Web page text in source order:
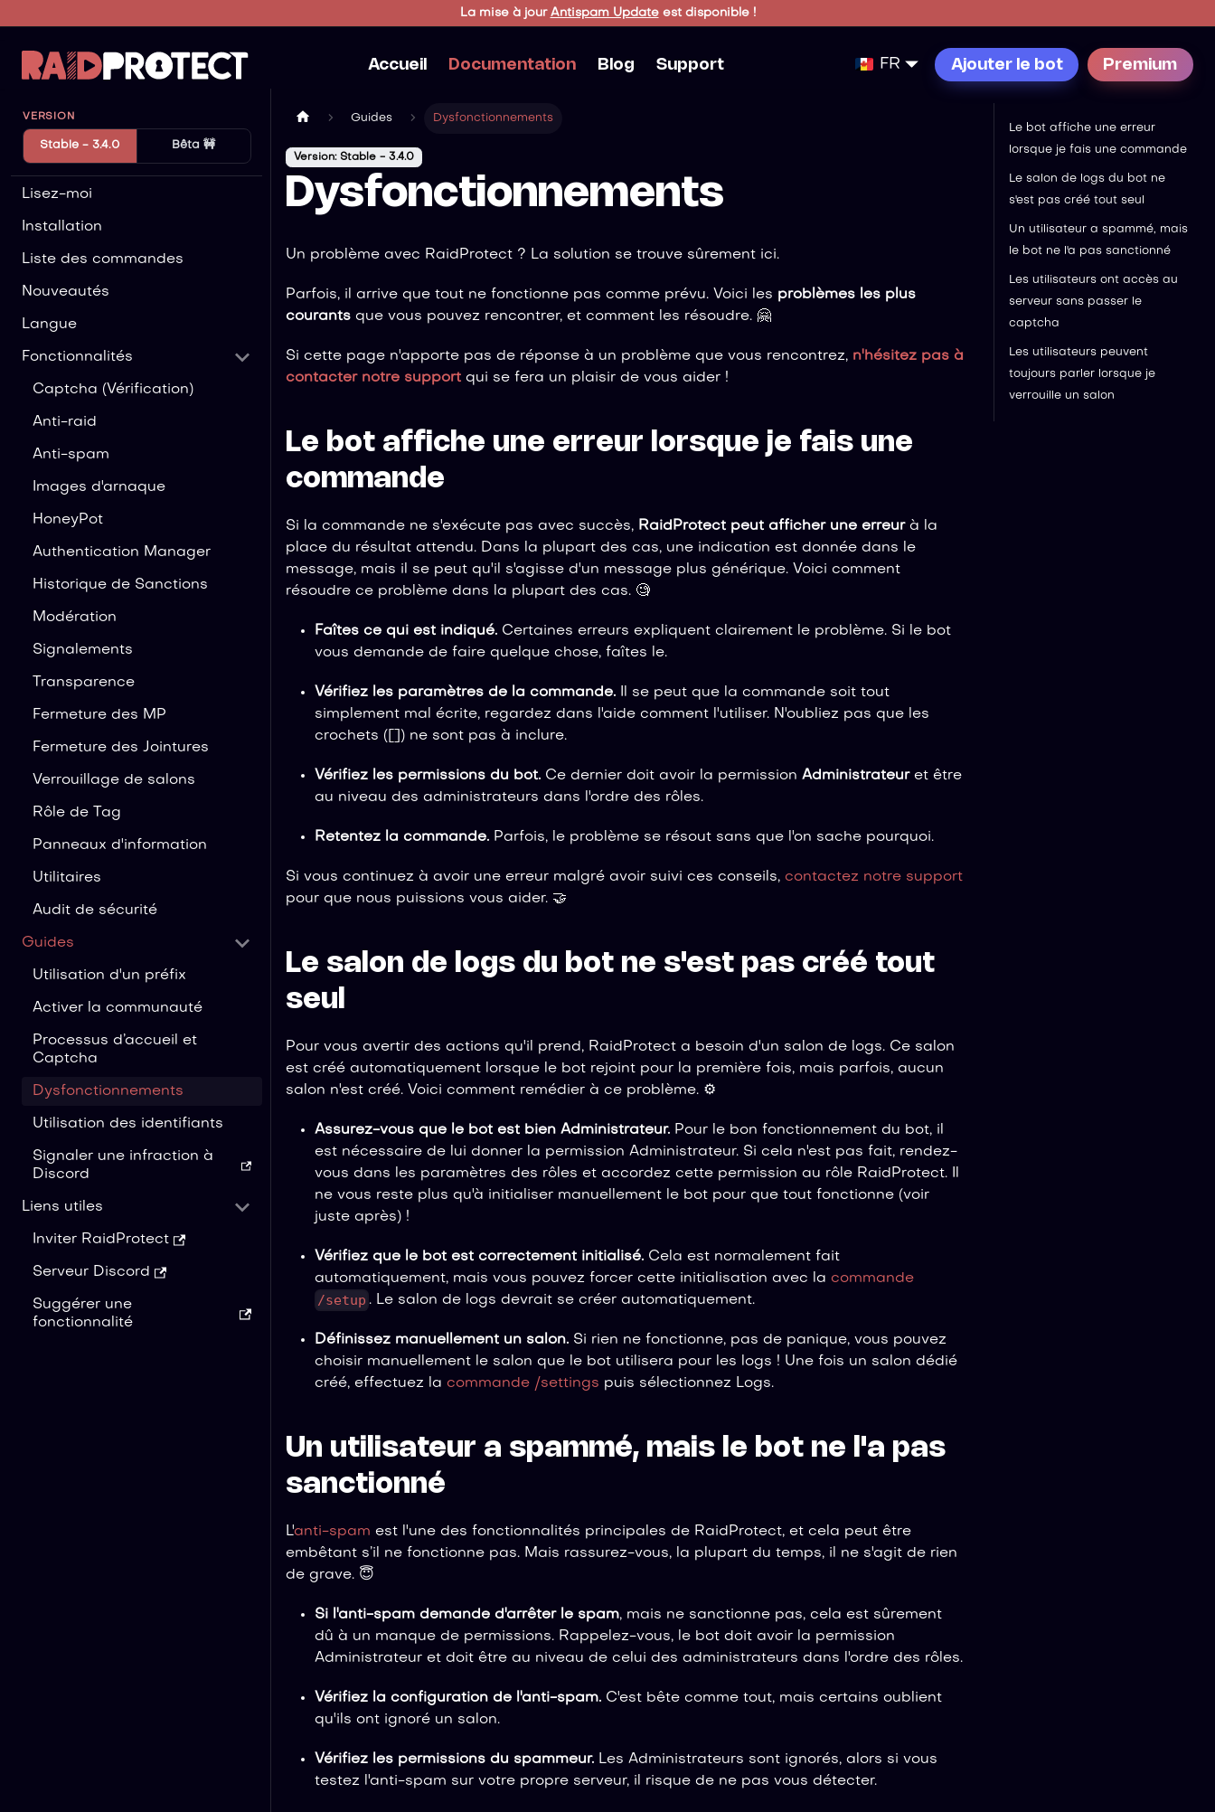
La mise à jour Antispam Updateest disponible !
Accueil Documentation Blog Support FR Ajouter le bot Premium
VERSION
Stable - 3.4.0 Bêta 🚧
Lisez-moi
Installation
Liste des commandes
Nouveautés
Langue
Fonctionnalités
Captcha (Vérification)
Anti-raid
Anti-spam
Images d'arnaque
HoneyPot
Authentication Manager
Historique de Sanctions
Modération
Signalements
Transparence
Fermeture des MP
Fermeture des Jointures
Verrouillage de salons
Rôle de Tag
Panneaux d'information
Utilitaires
Audit de sécurité
Guides
Utilisation d'un préfix
Activer la communauté
Processus d’accueil et
Captcha
Dysfonctionnements
Utilisation des identifiants
Signaler une infraction à
Discord
Liens utiles
Inviter RaidProtect
Serveur Discord
Suggérer une
fonctionnalité
Guides Dysfonctionnements
Version: Stable - 3.4.0
Dysfonctionnements
Un problème avec RaidProtect ? La solution se trouve sûrement ici.
Parfois, il arrive que tout ne fonctionne pas comme prévu. Voici les problèmes les plus
courants que vous pouvez rencontrer, et comment les résoudre. 🤗
Si cette page n'apporte pas de réponse à un problème que vous rencontrez, n'hésitez pas à
contacter notre support qui se fera un plaisir de vous aider !
Le bot affiche une erreur lorsque je fais une
commande
Si la commande ne s'exécute pas avec succès, RaidProtect peut afficher une erreurà la
place du résultat attendu. Dans la plupart des cas, une indication est donnée dans le
message, mais il se peut qu'il s'agisse d'un message plus générique. Voici comment
résoudre ce problème dans la plupart des cas. 🧐
Faîtes ce qui est indiqué. Certaines erreurs expliquent clairement le problème. Si le bot
vous demande de faire quelque chose, faîtes le.
Vérifiez les paramètres de la commande. Il se peut que la commande soit tout
simplement mal écrite, regardez dans l'aide comment l'utiliser. N'oubliez pas que les
crochets ([]) ne sont pas à inclure.
Vérifiez les permissions du bot. Ce dernier doit avoir la permission Administrateuret être
au niveau des administrateurs dans l'ordre des rôles.
Retentez la commande. Parfois, le problème se résout sans que l'on sache pourquoi.
Si vous continuez à avoir une erreur malgré avoir suivi ces conseils, contactez notre support
pour que nous puissions vous aider. 🤝
Le salon de logs du bot ne s'est pas créé tout
seul
Pour vous avertir des actions qu'il prend, RaidProtect a besoin d'un salon de logs. Ce salon
est créé automatiquement lorsque le bot rejoint pour la première fois, mais parfois, aucun
salon n'est créé. Voici comment remédier à ce problème. ⚙️
Assurez-vous que le bot est bien Administrateur. Pour le bon fonctionnement du bot, il
est nécessaire de lui donner la permission Administrateur. Si cela n'est pas fait, rendez-
vous dans les paramètres des rôles et accordez cette permission au rôle RaidProtect. Il
ne vous reste plus qu'à initialiser manuellement le bot pour que tout fonctionne (voir
juste après) !
Vérifiez que le bot est correctement initialisé. Cela est normalement fait
automatiquement, mais vous pouvez forcer cette initialisation avec la commande
/setup . Le salon de logs devrait se créer automatiquement.
Définissez manuellement un salon. Si rien ne fonctionne, pas de panique, vous pouvez
choisir manuellement le salon que le bot utilisera pour les logs ! Une fois un salon dédié
créé, effectuez la commande /settings puis sélectionnez Logs.
Un utilisateur a spammé, mais le bot ne l'a pas
sanctionné
L'anti-spam est l'une des fonctionnalités principales de RaidProtect, et cela peut être
embêtant s’il ne fonctionne pas. Mais rassurez-vous, la plupart du temps, il ne s'agit de rien
de grave. 😇
Si l'anti-spam demande d'arrêter le spam, mais ne sanctionne pas, cela est sûrement
dû à un manque de permissions. Rappelez-vous, le bot doit avoir la permission
Administrateur et doit être au niveau de celui des administrateurs dans l'ordre des rôles.
Vérifiez la configuration de l'anti-spam. C'est bête comme tout, mais certains oublient
qu'ils ont ignoré un salon.
Vérifiez les permissions du spammeur. Les Administrateurs sont ignorés, alors si vous
testez l'anti-spam sur votre propre serveur, il risque de ne pas vous détecter.
Le bot affiche une erreur
lorsque je fais une commande
Le salon de logs du bot ne
s'est pas créé tout seul
Un utilisateur a spammé, mais
le bot ne l'a pas sanctionné
Les utilisateurs ont accès au
serveur sans passer le
captcha
Les utilisateurs peuvent
toujours parler lorsque je
verrouille un salon